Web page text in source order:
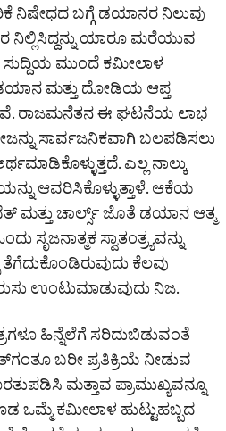
ನಿಷೇಧದ ಬಗ್ಗೆ ಡಯಾನರ ನಿಲುವು
ನಿಲ್ಲಿಸಿದ್ದನ್ನು ಯಾರೂ ಮರೆಯುವ
ಸುದ್ದಿಯ ಮುಂದೆ ಕಮೀಲಾಳ
ಡಯಾನ ಮತ್ತು ದೋಡಿಯ ಆಪ್ತ
ರಾಜಮನೆತನ ಈ ಘಟನೆಯ ಲಾಭ
ಸಾರ್ವಜನಿಕವಾಗಿ ಬಲಪಡಿಸಲು
ಎಲ್ಲ ನಾಲ್ಕು
ಆವರಿಸಿಕೊಳ್ಳುತ್ತಾಳೆ. ಆಕೆಯ
ಮತ್ತು ಚಾರ್ಲ್ಸ್ ಜೊತೆ ಡಯಾನ ಆತ್ಮ
ಸೃಜನಾತ್ಮಕ ಸ್ವಾತಂತ್ರ್ಯವನ್ನು
ಕೆಲವು
ಉಂಟುಮಾಡುವುದು ನಿಜ.
ಹಿನ್ನೆಲೆಗೆ ಸರಿದುಬಿಡುವಂತೆ
ಬರೀ ಪ್ರತಿಕ್ರಿಯೆ ನೀಡುವ
ಮತ್ತಾವ ಪ್ರಾಮುಖ್ಯವನ್ನೂ
ಒಮ್ಮೆ ಕಮೀಲಾಳ ಹುಟ್ಟುಹಬ್ಬದ